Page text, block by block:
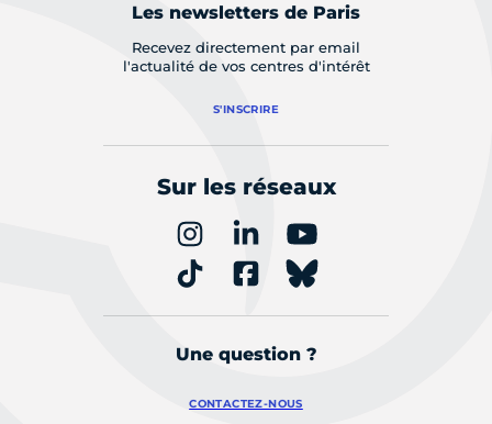
Les newsletters de Paris
Recevez directement par email
l'actualité de vos centres d'intérêt
S'INSCRIRE
Sur les réseaux
Une question ?
CONTACTEZ-NOUS